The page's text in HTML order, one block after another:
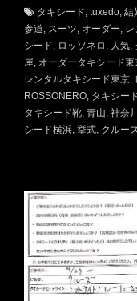
タキシード tuxedo 結
参道
スーツ オーダー レ
シード
ロッソネロ 人気
屋 オーダータキシード東
レンタルタキシード東京
ROSSONERO タキシー
タキシード靴 青山 神奈川
シード横浜 挙式 クルー